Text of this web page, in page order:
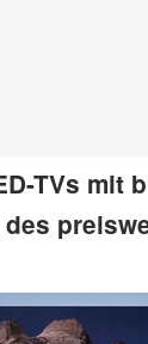
TVs mit